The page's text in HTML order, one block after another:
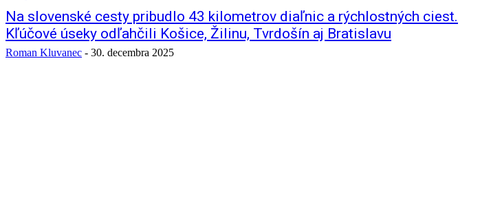
Na slovenské cesty pribudlo 43 kilometrov diaľnic a rýchlostných ciest.
Kľúčové úseky odľahčili Košice, Žilinu, Tvrdošín aj Bratislavu
Roman Kluvanec - 30. decembra 2025